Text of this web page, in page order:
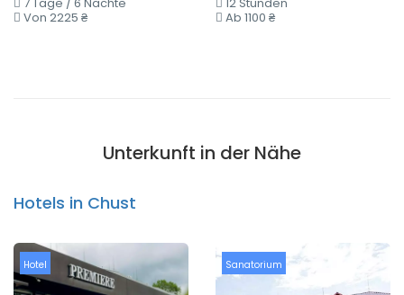
Von 2225 ₴
Ab 1100 ₴
Unterkunft in der Nähe
Hotels in Chust
Hotel Sanatorium